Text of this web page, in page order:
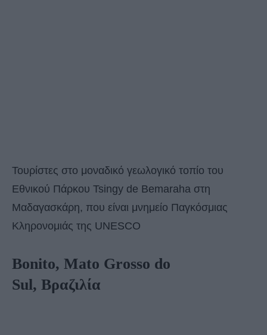
Τουρίστες στο μοναδικό γεωλογικό τοπίο του
Εθνικού Πάρκου Tsingy de Bemaraha στη
Μαδαγασκάρη, που είναι μνημείο Παγκόσμιας
Κληρονομιάς της UNESCO
Bonito, Mato Grosso do
Sul, Βραζιλία